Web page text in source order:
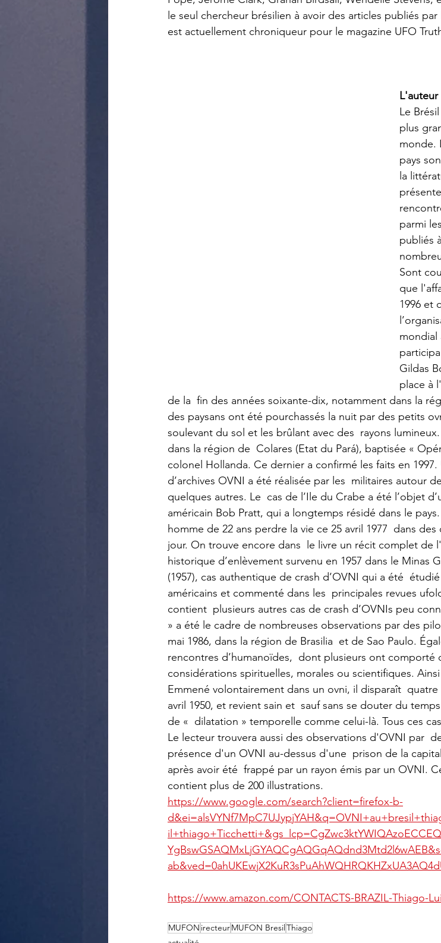
le seul chercheur brésilien à avoir des articles publiés
est actuellement chroniqueur pour le magazine UFO
L'auteur
Le
plus
monde.
pays
la
parmi
publiés
Sont
que
1996 et
mondial
Gildas
place à
de la  fin des années soixante-dix, notamment dans la
des paysans ont été pourchassés la nuit par des petits
soulevant du sol et les brûlant avec des  rayons
dans la région de  Colares (Etat du Pará), baptisée «
colonel Hollanda. Ce dernier a confirmé les faits en
d’archives OVNI a été réalisée par les  militaires autour
quelques autres. Le  cas de l’Ile du Crabe a été l’objet
américain Bob Pratt, qui a longtemps résidé dans le
homme de 22 ans perdre la vie ce 25 avril 1977  dans
jour. On trouve encore dans  le livre un récit complet de
historique d’enlèvement survenu en 1957 dans le Minas
(1957), cas authentique de crash d’OVNI qui a été
américains et commenté dans les  principales revues
contient  plusieurs autres cas de crash d’OVNIs peu
» a été le cadre de nombreuses observations par des
mai 1986, dans la région de Brasilia  et de Sao Paulo.
rencontres d’humanoïdes,  dont plusieurs ont comporté
considérations spirituelles, morales ou scientifiques.
Emmené volontairement dans un ovni, il disparaît
avril 1950, et revient sain et  sauf sans se douter du
de «  dilatation » temporelle comme celui-là. Tous ces
Le lecteur trouvera aussi des observations d'OVNI par
présence d'un OVNI au-dessus d'une  prison de la
après avoir été  frappé par un rayon émis par un OVNI.
contient plus de 200 illustrations.
https://www.google.com/search?client=firefox-b-
https://www.amazon.com/CONTACTS-BRAZIL-Thiago-
MUFON irecteurMUFON BresilThiago